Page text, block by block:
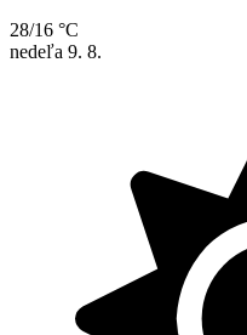
28/16 °C
nedeľa 9. 8.